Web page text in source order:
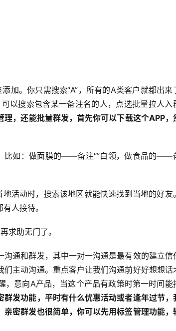
加。你只需搜索“A”，所有的A类客户就都出来
搜索包含某一备注名的人，点选批量拉人入
，还能批量群发，首先你可以下载这个APP，
比如：做面膜的——备注“”白领，做食品的——
活动时，搜索该地区就能快速找到当地的好友
人接待。
求助无门了。
通和群发，其中一对一沟通是最有效的建立信
主动沟通。重点客户让我们沟通前好好想想话
意向A产品，当这个产品有政策时第一时间能
发功能，平时有什么优惠活动或者逢年过节，
密群发也很简单，你可以先用标签管理功能，